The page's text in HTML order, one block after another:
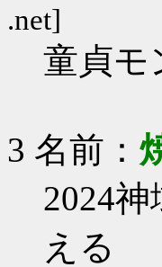
.net]
童貞モ
3 名前：
2024
える